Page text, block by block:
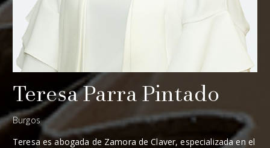
Teresa Parra Pintado
Burgos
Teresa es abogada de Zamora de Claver, especializada en el